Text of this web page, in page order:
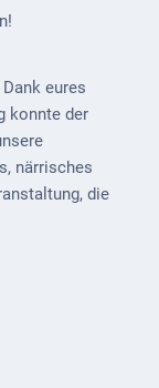
eures
konnte der
närrisches
die